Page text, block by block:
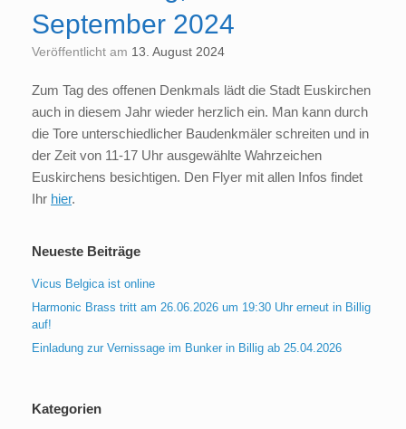
September 2024
Veröffentlicht am 13. August 2024
Zum Tag des offenen Denkmals lädt die Stadt Euskirchen
auch in diesem Jahr wieder herzlich ein. Man kann durch
die Tore unterschiedlicher Baudenkmäler schreiten und in
der Zeit von 11-17 Uhr ausgewählte Wahrzeichen
Euskirchens besichtigen. Den Flyer mit allen Infos findet
Ihr hier.
Neueste Beiträge
Vicus Belgica ist online
Harmonic Brass tritt am 26.06.2026 um 19:30 Uhr erneut in Billig
auf!
Einladung zur Vernissage im Bunker in Billig ab 25.04.2026
Kategorien